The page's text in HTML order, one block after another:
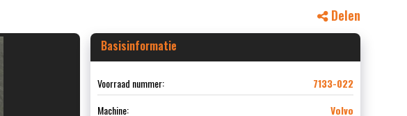
Delen
Basisinformatie
Voorraad nummer:
7133-022
Machine:
Volvo